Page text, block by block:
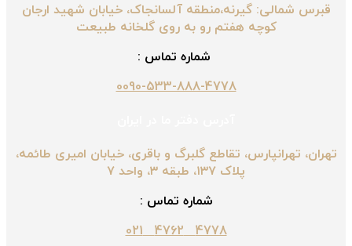
قبرس شمالی: گیرنه،منطقه آلسانجاک، خیابان شهید ارجان
کوچه هفتم رو به روی گلخانه طبیعت
شماره تماس :
0090-533-888-4778
تهران، تهرانپارس، تقاطع گلبرگ و باقری، خیابان امیری طائمه،
پلاک ۱۳۷، طبقه ۳، واحد ۷
شماره تماس :
4778 4762 021